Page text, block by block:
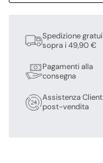
Spedizione
sopra i 49,90 €
Pagamenti alla
consegna
Assistenza
post-vendita